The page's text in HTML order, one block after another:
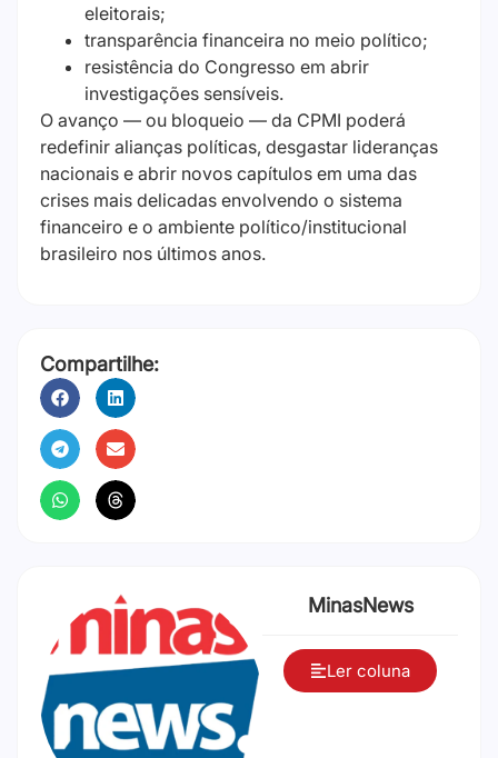
eleitorais;
transparência financeira no meio político;
resistência do Congresso em abrir
investigações sensíveis.
O avanço — ou bloqueio — da CPMI poderá
redefinir alianças políticas, desgastar lideranças
nacionais e abrir novos capítulos em uma das
crises mais delicadas envolvendo o sistema
financeiro e o ambiente político/institucional
brasileiro nos últimos anos.
Compartilhe:
MinasNews
Ler coluna